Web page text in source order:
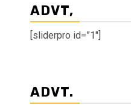
ADVT,
[sliderpro id=”1″]
ADVT.